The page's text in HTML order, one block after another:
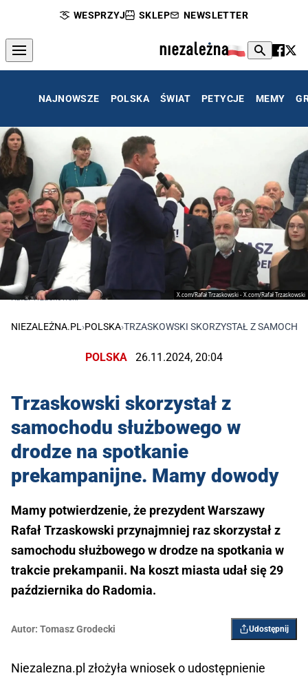
WESPRZYJ SKLEP NEWSLETTER
NAJNOWSZE POLSKA ŚWIAT PETYCJE MEMY
X.com/Rafał Trzaskowski - X.com/Rafał Trzaskowski
Rafał Trzaskowski
NIEZALEŻNA.PL ›POLSKA›TRZASKOWSKI SKORZYSTAŁ Z
POLSKA 26.11.2024, 20:04
Trzaskowski skorzystał z
samochodu służbowego w
drodze na spotkanie
prekampanijne. Mamy dowody
Mamy potwierdzenie, że prezydent Warszawy
Rafał Trzaskowski przynajmniej raz skorzystał z
samochodu służbowego w drodze na spotkania w
trakcie prekampanii. Na koszt miasta udał się 29
października do Radomia.
Autor: Tomasz Grodecki Udostępnij
Niezalezna.pl złożyła wniosek o udostępnienie